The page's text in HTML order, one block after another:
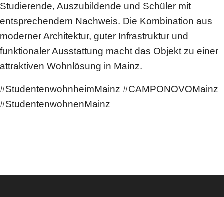
Studierende, Auszubildende und Schüler mit
entsprechendem Nachweis. Die Kombination aus
moderner Architektur, guter Infrastruktur und
funktionaler Ausstattung macht das Objekt zu einer
attraktiven Wohnlösung in Mainz.
#StudentenwohnheimMainz #CAMPONOVOMainz
#StudentenwohnenMainz